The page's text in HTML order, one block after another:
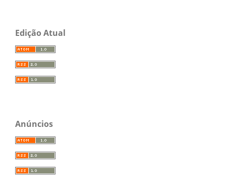
Edição Atual
Anúncios